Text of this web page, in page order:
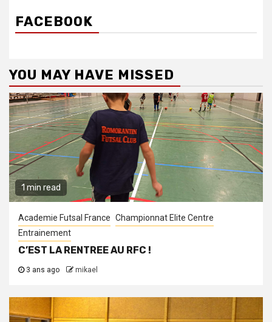
FACEBOOK
YOU MAY HAVE MISSED
1 min read
Academie Futsal France Championnat Elite Centre
Entrainement
C’EST LA RENTREE AU RFC !
3 ans ago mikael